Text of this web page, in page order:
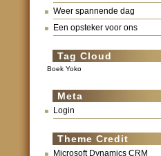
Weer spannende dag
Een opsteker voor ons
Tag Cloud
Boek Yoko
Meta
Login
Theme Credit
Microsoft Dynamics CRM